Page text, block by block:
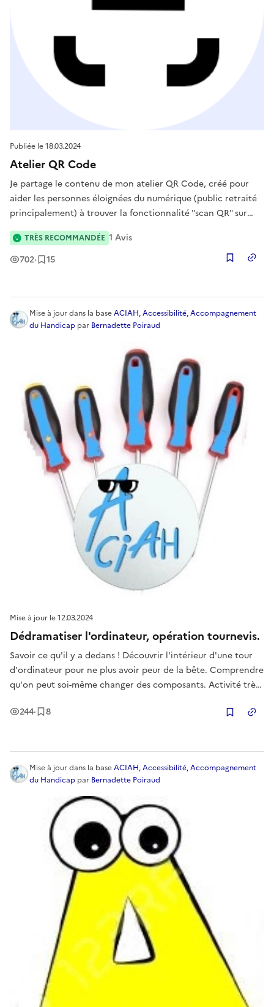
Publiée le18.03.2024
Atelier QR Code
Je partage le contenu de mon atelier QR Code, créé pour
aider les personnes éloignées du numérique (public retraité
principalement) à trouver la fonctionnalité "scan QR" sur
leur appareil. J'ai ensuite créé un exercice : 5 QR Codes sont
à scanner et à répertorier de façon ludique sur le petit questi
702Vues
· 15Enregistrement
TRÈS RECOMMANDÉE 1 Avis
Mise à jour le12.03.2024
Dédramatiser l'ordinateur, opération tournevis.
Savoir ce qu'il y a dedans ! Découvrir l'intérieur d'une tour
d'ordinateur pour ne plus avoir peur de la bête. Comprendre
qu'on peut soi-même changer des composants. Activité très
244Vues
· 8Enregistrement
Mise à jourdans la baseACIAH, Accessibilité, Accompagnement
du Handicap par Bernadette Poiraud
Mise à jourdans la baseACIAH, Accessibilité, Accompagnement
du Handicap par Bernadette Poiraud